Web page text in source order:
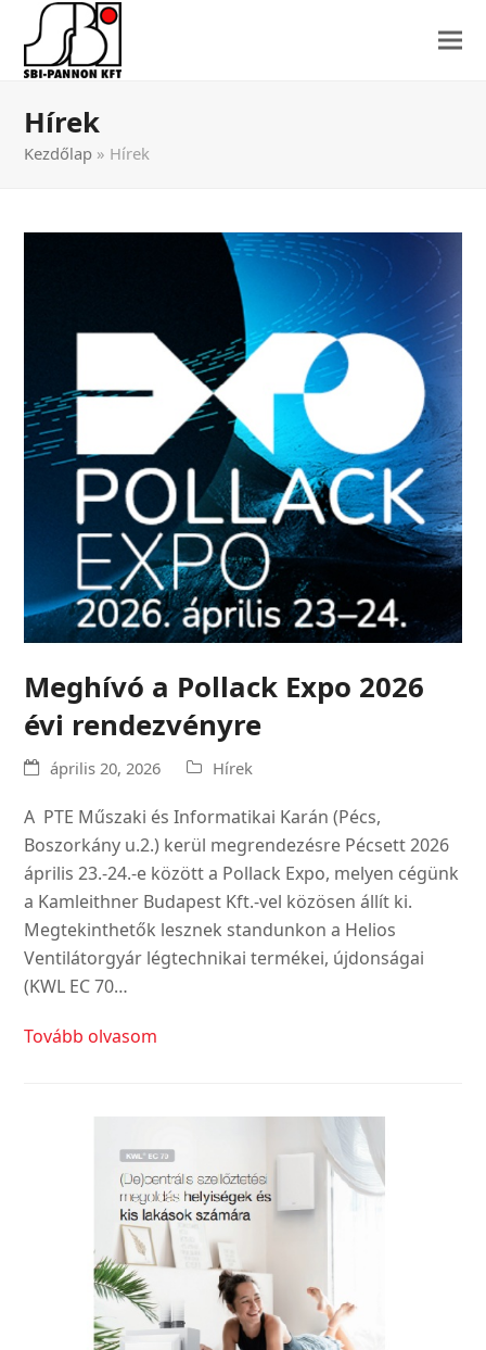
Hírek
Kezdőlap » Hírek
Meghívó a Pollack Expo 2026
évi rendezvényre
április 20, 2026 Hírek
A PTE Műszaki és Informatikai Karán (Pécs,
Boszorkány u.2.) kerül megrendezésre Pécsett 2026
április 23.-24.-e között a Pollack Expo, melyen cégünk
a Kamleithner Budapest Kft.-vel közösen állít ki.
Megtekinthetők lesznek standunkon a Helios
Ventilátorgyár légtechnikai termékei, újdonságai
(KWL EC 70…
Tovább olvasom